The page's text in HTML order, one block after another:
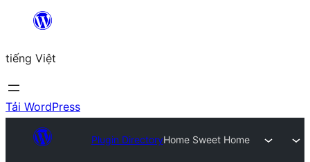
Chuyển
phần
nội
dung
tiếng Việt
Tải WordPress
Plugin DirectoryHome Sweet Home